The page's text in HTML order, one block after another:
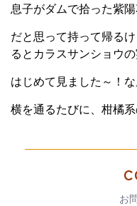
息子がダムで拾った紫陽
だと思って持って帰る
るとカラスサンショウの
はじめて見ました～！
横を通るたびに、柑橘系
お